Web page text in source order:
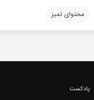
محتوای تمیز
پادکست